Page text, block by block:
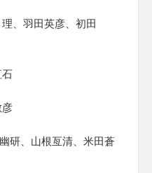
、羽田英彦、初田
石
彦
研、山根亙清、米田蒼